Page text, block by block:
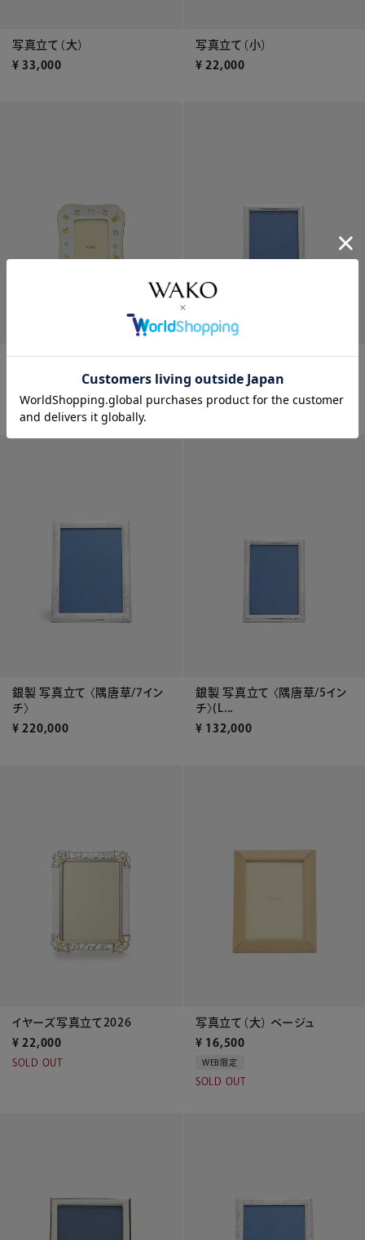
写真立て（大）
¥ 33,000
写真立て（小）
¥ 22,000
おもちゃ写真立て
WEB限定
銀製 写真立て 〈無地/5イン
チ〉(L判...
¥ 121,000
銀製 写真立て 〈隅唐草/7イン
チ〉
¥ 220,000
銀製 写真立て 〈隅唐草/5イン
チ〉(L...
¥ 132,000
イヤーズ写真立て2026
¥ 22,000
SOLD OUT
写真立て（大） ベージュ
¥ 16,500
WEB限定
SOLD OUT